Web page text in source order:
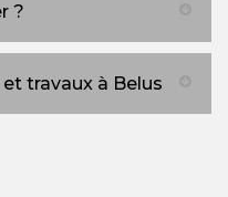
?
travaux à Belus